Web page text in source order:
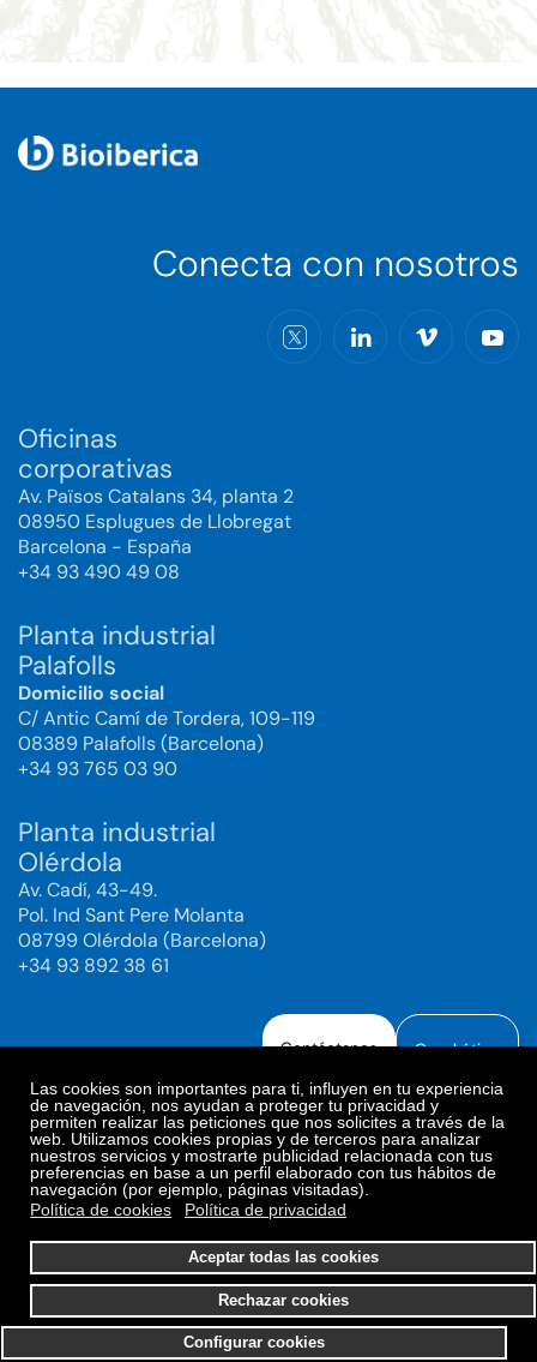
Las cookies son importantes para ti, influyen en tu experiencia
de navegación, nos ayudan a proteger tu privacidad y
permiten realizar las peticiones que nos solicites a través de la
web. Utilizamos cookies propias y de terceros para analizar
nuestros servicios y mostrarte publicidad relacionada con tus
preferencias en base a un perfil elaborado con tus hábitos de
navegación (por ejemplo, páginas visitadas).
Política de cookies
Política de privacidad
Configurar cookies
Aceptar todas las cookies
Rechazar cookies
Conecta con nosotros
Oficinas
corporativas
Av. Països Catalans 34, planta 2
08950 Esplugues de Llobregat
Barcelona - España
+34 93 490 49 08
Planta industrial
Palafolls
Domicilio social
C/ Antic Camí de Tordera, 109-119
08389 Palafolls (Barcelona)
+34 93 765 03 90
Planta industrial
Olérdola
Av. Cadí, 43-49.
Pol. Ind Sant Pere Molanta
08799 Olérdola (Barcelona)
+34 93 892 38 61
Contáctanos Canal ético
Aviso legal
Política de Privacidad
Política de Redes Sociales
Política de cookies
Preferencias de cookies
© 2025. Bioiberica S.A.U. Todos los derechos reservados.